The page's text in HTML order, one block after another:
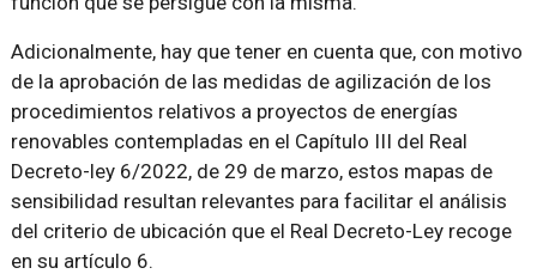
Adicionalmente, hay que tener en cuenta que, con motivo
de la aprobación de las medidas de agilización de los
procedimientos relativos a proyectos de energías
renovables contempladas en el Capítulo III del Real
Decreto-ley 6/2022, de 29 de marzo, estos mapas de
sensibilidad resultan relevantes para facilitar el análisis
del criterio de ubicación que el Real Decreto-Ley recoge
en su artículo 6.